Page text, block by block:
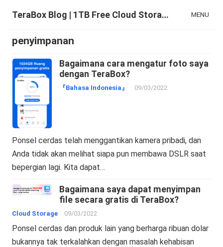
TeraBox Blog | 1TB Free Cloud Storage & All-in-One AI Space MENU
penyimpanan
Bagaimana cara mengatur foto saya
dengan TeraBox?
『Bahasa Indonesia』 09/03/2022
Ponsel cerdas telah menggantikan kamera pribadi, dan
Anda tidak akan melihat siapa pun membawa DSLR saat
bepergian lagi. Kita dapat…
Bagaimana saya dapat menyimpan
file secara gratis di TeraBox?
Cloud Storage 09/03/2022
Ponsel cerdas dan produk lain yang berharga ribuan dolar
bukannya tak terkalahkan dengan masalah kehabisan